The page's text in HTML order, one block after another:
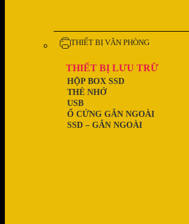
THIẾT BỊ VĂN PHÒNG
THIẾT BỊ LƯU TRỮ
SSD – GẮN NGOÀI
Ổ CỨNG GẮN NGOÀI
USB
THẺ NHỚ
HỘP BOX SSD